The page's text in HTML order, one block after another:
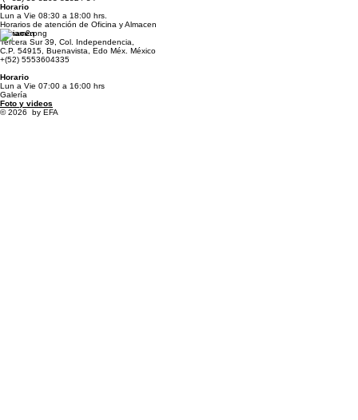
Contrato de prestación de servicios logísticos Rev 2025.1
Mapa del sitio
Oficina
Descartes 54, Piso 3, Despacho 301
Col. Nueva Anzures, C.P. 11590, CDMX
(+ 52) 55 5203 8152 / 54
Horario
Lun a Vie 08:30 a 18:00 hrs.
Horarios de atención de Oficina y Almacen
Almacen
Tercera Sur 39, Col. Independencia,
C.P. 54915, Buenavista, Edo Méx. México
+(52) 5553604335